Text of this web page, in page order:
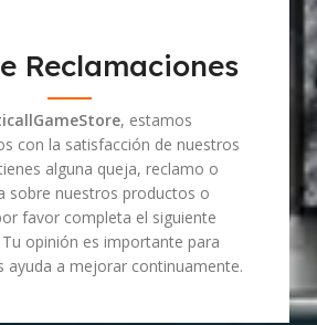
Reclamaciones
, estamos
con la satisfacción de nuestros
alguna queja, reclamo o
sobre nuestros productos o
favor completa el siguiente
opinión es importante para
ayuda a mejorar continuamente.